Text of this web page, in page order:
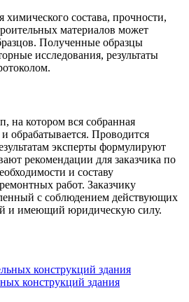
химического состава, прочности,
материалов может
Полученные образцы
исследования, результаты
на котором вся собранная
обрабатывается. Проводится
эксперты формулируют
рекомендации для заказчика по
и составу
работ. Заказчику
с соблюдением действующих
и имеющий юридическую силу.
конструкций здания